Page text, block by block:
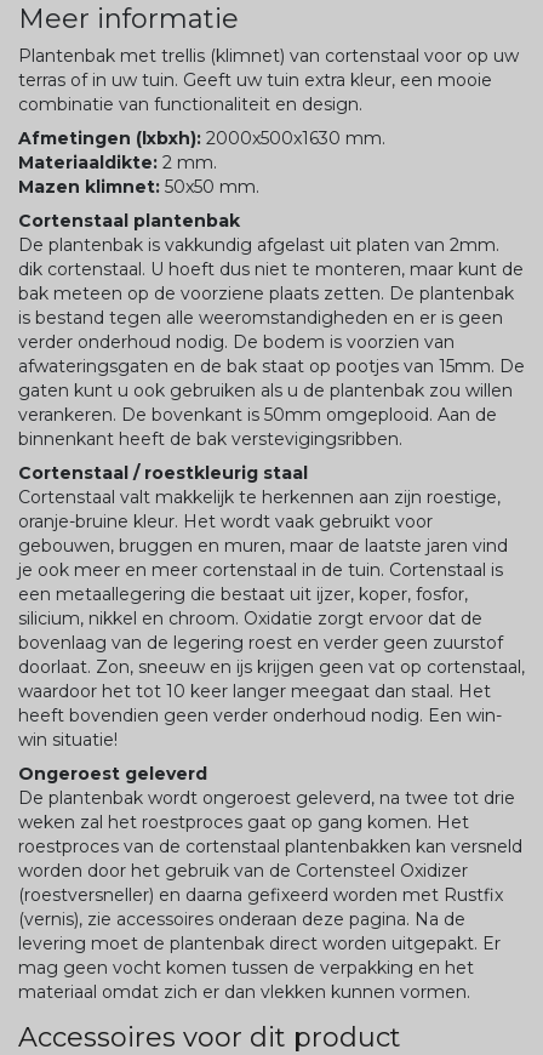
Meer informatie
Plantenbak met trellis (klimnet) van cortenstaal voor op uw
terras of in uw tuin. Geeft uw tuin extra kleur, een mooie
combinatie van functionaliteit en design.
Afmetingen (lxbxh): 2000x500x1630 mm.
Materiaaldikte: 2 mm.
Mazen klimnet: 50x50 mm.
Cortenstaal plantenbak
De plantenbak is vakkundig afgelast uit platen van 2mm.
dik cortenstaal. U hoeft dus niet te monteren, maar kunt de
bak meteen op de voorziene plaats zetten. De plantenbak
is bestand tegen alle weeromstandigheden en er is geen
verder onderhoud nodig. De bodem is voorzien van
afwateringsgaten en de bak staat op pootjes van 15mm. De
gaten kunt u ook gebruiken als u de plantenbak zou willen
verankeren. De bovenkant is 50mm omgeplooid. Aan de
binnenkant heeft de bak verstevigingsribben.
Cortenstaal / roestkleurig staal
Cortenstaal valt makkelijk te herkennen aan zijn roestige,
oranje-bruine kleur. Het wordt vaak gebruikt voor
gebouwen, bruggen en muren, maar de laatste jaren vind
je ook meer en meer cortenstaal in de tuin. Cortenstaal is
een metaallegering die bestaat uit ijzer, koper, fosfor,
silicium, nikkel en chroom. Oxidatie zorgt ervoor dat de
bovenlaag van de legering roest en verder geen zuurstof
doorlaat. Zon, sneeuw en ijs krijgen geen vat op cortenstaal,
waardoor het tot 10 keer langer meegaat dan staal. Het
heeft bovendien geen verder onderhoud nodig. Een win-
win situatie!
Ongeroest geleverd
De plantenbak wordt ongeroest geleverd, na twee tot drie
weken zal het roestproces gaat op gang komen. Het
roestproces van de cortenstaal plantenbakken kan versneld
worden door het gebruik van de Cortensteel Oxidizer
(roestversneller) en daarna gefixeerd worden met Rustfix
(vernis), zie accessoires onderaan deze pagina. Na de
levering moet de plantenbak direct worden uitgepakt. Er
mag geen vocht komen tussen de verpakking en het
materiaal omdat zich er dan vlekken kunnen vormen.
Accessoires voor dit product